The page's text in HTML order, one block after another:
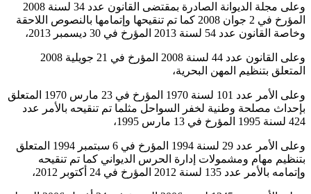
وعلى مجلة الديوانة الصادرة بمقتضى القانون عدد 34 لسنة 2008
المؤرخ في 2 جوان 2008 كما تم تنقيحها وإتمامها بالنصوص اللاحقة
وخاصة القانون عدد 54 لسنة 2013 المؤرخ في 30 ديسمبر 2013،
وعلى القانون عدد 44 لسنة 2008 المؤرخ في 21 جويلية 2008
المتعلق بتنظيم المهن البحرية،
وعلى الأمر عدد 101 لسنة 1970 المؤرخ في 23 مارس 1970 المتعلق
بإحداث مصلحة وطنية لخفر السواحل مثلما تم تنقيحه بالأمر عدد
424 لسنة 1995 المؤرخ في 13 مارس 1995،
وعلى الأمر عدد 29 لسنة 1994 المؤرخ في 6 سبتمبر 1994 المتعلق
بتنظيم مهام ومشمولات إدارة الحرس الديواني كما تم تنقيحه
وإتمامه بالأمر عدد 135 لسنة 2012 المؤرخ في 24 أكتوبر 2012،